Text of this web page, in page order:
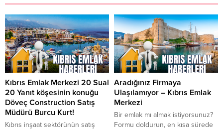
Kıbrıs Emlak Merkezi 20 Sual
20 Yanıt köşesinin konuğu
Döveç Construction Satış
Müdürü Burcu Kurt!
Kıbrıs inşaat sektörünün satış
Aradığınız Firmaya
Ulaşılamıyor – Kıbrıs Emlak
Merkezi
Bir emlak mı almak istiyorsunuz?
Formu doldurun, en kısa sürede